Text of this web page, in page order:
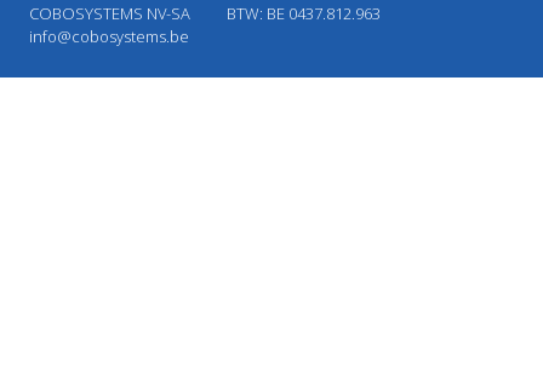
COBOSYSTEMS NV-SA
BTW: BE 0437.812.963
info@cobosystems.be